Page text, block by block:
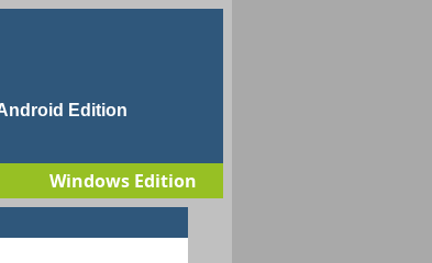
Edition
Windows Edition